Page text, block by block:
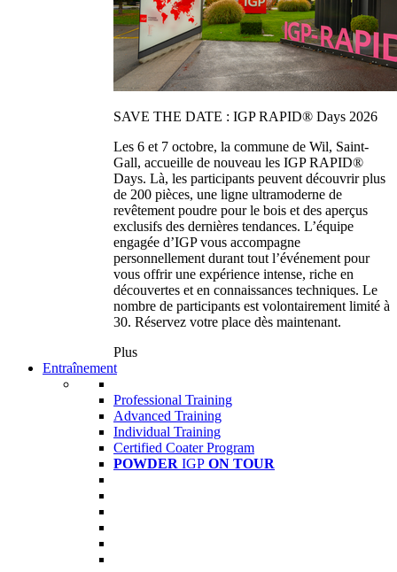
SAVE THE DATE : IGP RAPID® Days 2026
Les 6 et 7 octobre, la commune de Wil, Saint-
Gall, accueille de nouveau les IGP RAPID®
Days. Là, les participants peuvent découvrir plus
de 200 pièces, une ligne ultramoderne de
revêtement poudre pour le bois et des aperçus
exclusifs des dernières tendances. L’équipe
engagée d’IGP vous accompagne
personnellement durant tout l’événement pour
vous offrir une expérience intense, riche en
découvertes et en connaissances techniques. Le
nombre de participants est volontairement limité à
30. Réservez votre place dès maintenant.
Plus
Entraînement
Professional Training
Advanced Training
Individual Training
Certified Coater Program
POWDER IGP ON TOUR